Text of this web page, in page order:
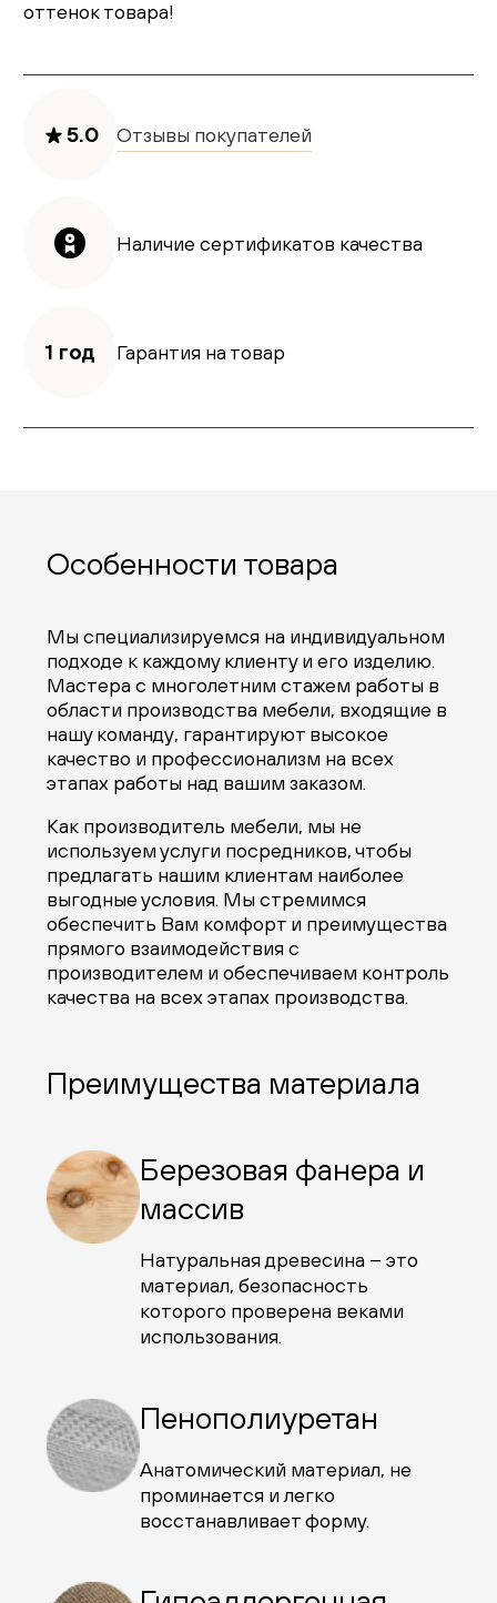
оттенок товара!
5.0 Отзывы покупателей
Наличие сертификатов качества
1 год Гарантия на товар
Особенности товара
Мы специализируемся на индивидуальном
подходе к каждому клиенту и его изделию.
Мастера с многолетним стажем работы в
области производства мебели, входящие в
нашу команду, гарантируют высокое
качество и профессионализм на всех
этапах работы над вашим заказом.
Как производитель мебели, мы не
используем услуги посредников, чтобы
предлагать нашим клиентам наиболее
выгодные условия. Мы стремимся
обеспечить Вам комфорт и преимущества
прямого взаимодействия с
производителем и обеспечиваем контроль
качества на всех этапах производства.
Преимущества материала
Березовая фанера и
массив
Натуральная древесина – это
материал, безопасность
которого проверена веками
использования.
Пенополиуретан
Анатомический материал, не
проминается и легко
восстанавливает форму.